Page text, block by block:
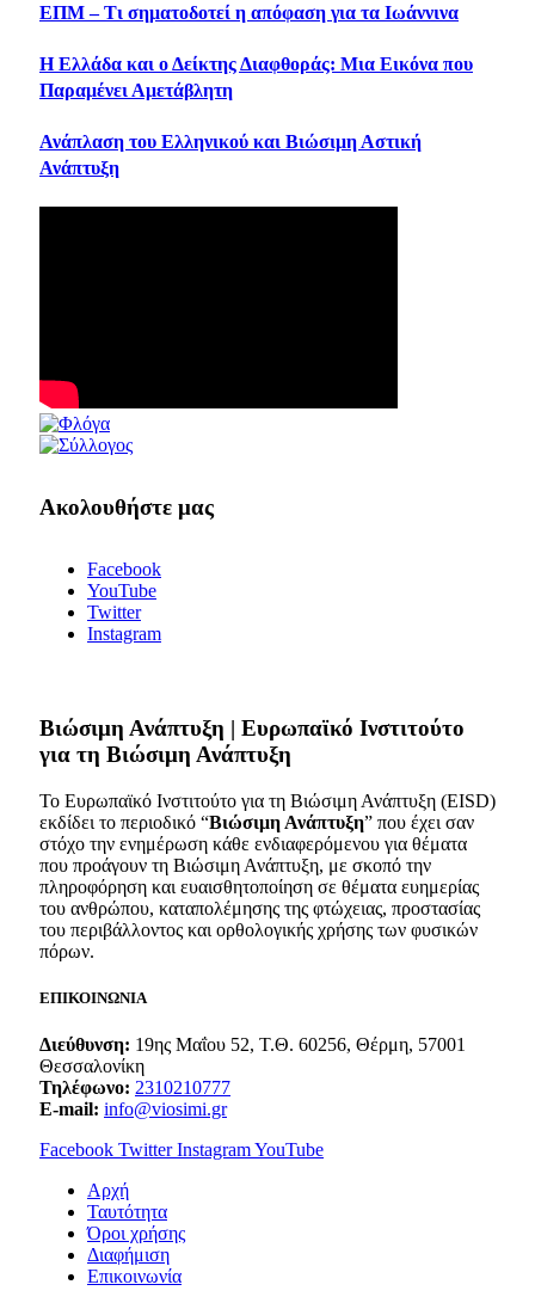
ΕΠΜ – Τι σηματοδοτεί η απόφαση για τα Ιωάννινα
Η Ελλάδα και ο Δείκτης Διαφθοράς: Μια Εικόνα που
Παραμένει Αμετάβλητη
Ανάπλαση του Ελληνικού και Βιώσιμη Αστική
Ανάπτυξη
Ακολουθήστε μας
Facebook
YouTube
Twitter
Instagram
Bιώσιμη Ανάπτυξη | Ευρωπαϊκό Ινστιτούτο
για τη Βιώσιμη Ανάπτυξη
Το Ευρωπαϊκό Ινστιτούτο για τη Βιώσιμη Ανάπτυξη (EISD)
εκδίδει το περιοδικό “Βιώσιμη Ανάπτυξη” που έχει σαν
στόχο την ενημέρωση κάθε ενδιαφερόμενου για θέματα
που προάγουν τη Βιώσιμη Ανάπτυξη, με σκοπό την
πληροφόρηση και ευαισθητοποίηση σε θέματα ευημερίας
του ανθρώπου, καταπολέμησης της φτώχειας, προστασίας
του περιβάλλοντος και ορθολογικής χρήσης των φυσικών
πόρων.
ΕΠΙΚΟΙΝΩΝΙΑ
Διεύθυνση: 19ης Μαΐου 52, Τ.Θ. 60256, Θέρμη, 57001
Θεσσαλονίκη
Τηλέφωνο: 2310210777
E-mail: info@viosimi.gr
Facebook Twitter InstagramYouTube
Aρχή
Ταυτότητα
Όροι χρήσης
Διαφήμιση
Επικοινωνία